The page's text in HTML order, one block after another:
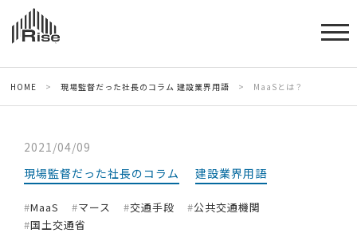
HOME > 現場監督だった社長のコラム 建設業界用語 > MaaSとは？
2021/04/09
現場監督だった社長のコラム
建設業界用語
MaaS マース 交通手段
公共交通機関
国土交通省